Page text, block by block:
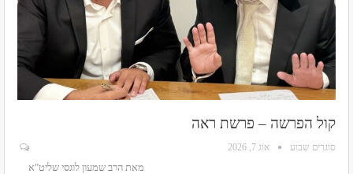
קול הפרשה – פרשת ראה
סוגרים שבוע אוג 7, 2026
מאת הרב שמעון לוגסי שליט"א